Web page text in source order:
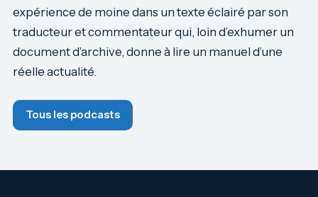
expérience de moine dans un texte éclairé par son
traducteur et commentateur qui, loin d’exhumer un
document d’archive, donne à lire un manuel d’une
réelle actualité.
Tous les podcasts